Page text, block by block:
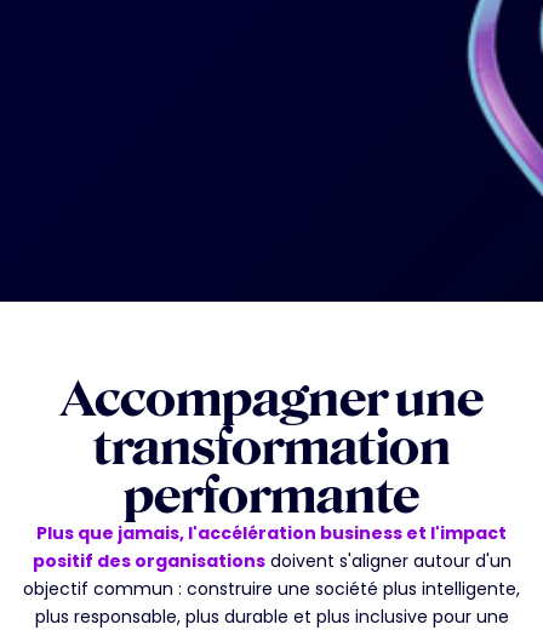
Accompagner une
transformation
performante
Plus que jamais, l'accélération business et l'impact
positif des organisationsdoivent s'aligner autour d'un
objectif commun : construire une société plus intelligente,
plus responsable, plus durable et plus inclusive pour une